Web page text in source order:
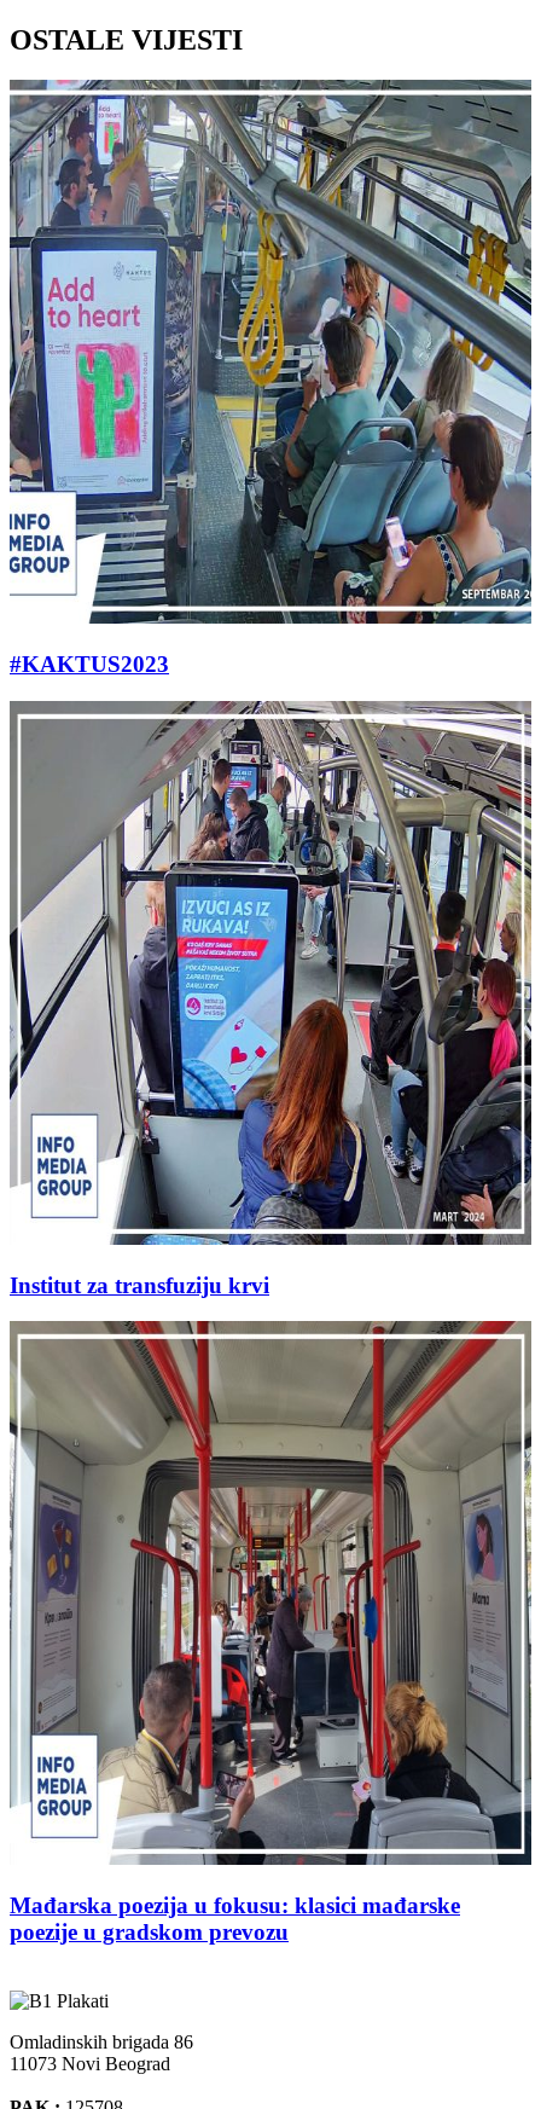
OSTALE VIJESTI
#KAKTUS2023
Institut za transfuziju krvi
Mađarska poezija u fokusu: klasici mađarske
poezije u gradskom prevozu
Omladinskih brigada 86
11073 Novi Beograd